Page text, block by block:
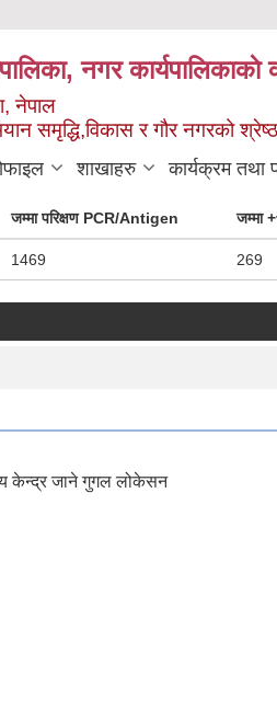
नगर कार्यपालिकाकाे
नेपाल
समृद्धि,विकास र गौर नगरको
शाखाहरु कार्यक्रम तथा
जम्मा परिक्षण PCR/Antigen जम्मा
1469 269
केन्द्र जाने गुगल लोकेसन